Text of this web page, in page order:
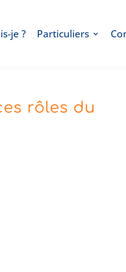
je ? Particuliers
rôles du